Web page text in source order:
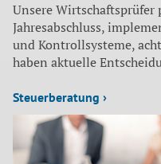
Unsere Wirtschaftsprüfer
Jahresabschluss,
und Kontrollsysteme,
haben aktuelle
Steuerberatung ›